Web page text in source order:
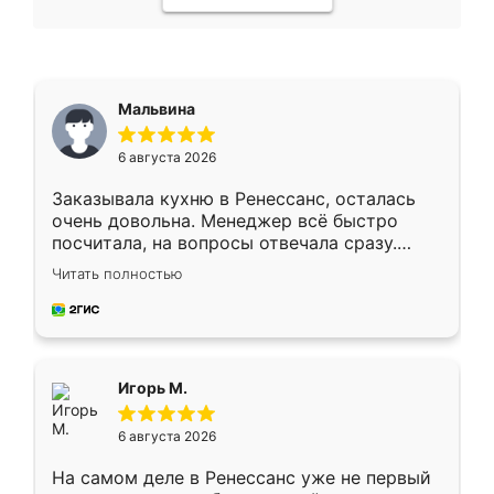
Мальвина
6 августа 2026
Заказывала кухню в Ренессанс, осталась
очень довольна. Менеджер всё быстро
посчитала, на вопросы отвечала сразу.
Замерщик приехал в субботу, подошёл к
делу со всей ответственностью. Собрали
за день, ребята работали аккуратно, даже
Читать полностью
Игорь М.
6 августа 2026
На самом деле в Ренессанс уже не первый